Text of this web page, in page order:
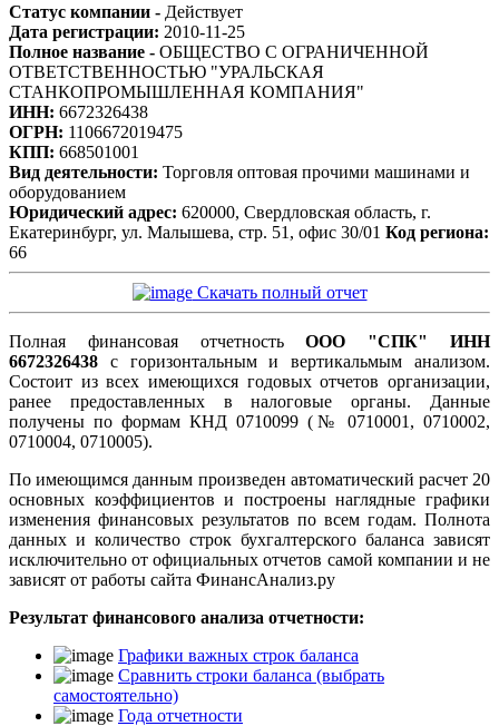
Статус компании - Действует
Дата регистрации: 2010-11-25
Полное название - ОБЩЕСТВО С ОГРАНИЧЕННОЙ
ОТВЕТСТВЕННОСТЬЮ "УРАЛЬСКАЯ
СТАНКОПРОМЫШЛЕННАЯ КОМПАНИЯ"
ИНН: 6672326438
ОГРН: 1106672019475
КПП: 668501001
Вид деятельности: Торговля оптовая прочими машинами и
оборудованием
Юридический адрес: 620000, Свердловская область, г.
Екатеринбург, ул. Малышева, стр. 51, офис 30/01 Код региона:
66
Скачать полный отчет
Полная финансовая отчетностьООО "СПК" ИНН
6672326438 с горизонтальным и вертикальмым анализом.
Состоит из всех имеющихся годовых отчетов организации,
ранее предоставленных в налоговые органы. Данные
получены по формам КНД 0710099 (№ 0710001, 0710002,
0710004, 0710005).
По имеющимся данным произведен автоматический расчет 20
основных коэффициентов и построены наглядные графики
изменения финансовых результатов по всем годам. Полнота
данных и количество строк бухгалтерского баланса зависят
исключительно от официальных отчетов самой компании и не
зависят от работы сайта ФинансАнализ.ру
Результат финансового анализа отчетности:
Графики важных строк баланса
Сравнить строки баланса (выбрать
самостоятельно)
Года отчетности